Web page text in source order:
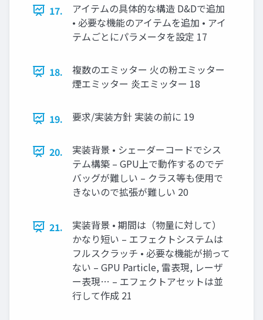
17.
アイテムの具体的な構造 D&Dで追加
• 必要な機能のアイテムを追加 • アイ
テムごとにパラメータを設定 17
18.
複数のエミッター 火の粉エミッター
煙エミッター 炎エミッター 18
19. 要求/実装方針 実装の前に 19
20.
実装背景 • シェーダーコードでシス
テム構築 – GPU上で動作するのでデ
バッグが難しい – クラス等も使用で
きないので拡張が難しい 20
21.
実装背景 • 期間は（物量に対して）
かなり短い – エフェクトシステムは
フルスクラッチ • 必要な機能が揃って
ない – GPU Particle, 雷表現, レーザ
ー表現… – エフェクトアセットは並
行して作成 21